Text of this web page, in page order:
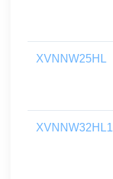
XVNNW25HL
XVNNW32HL1